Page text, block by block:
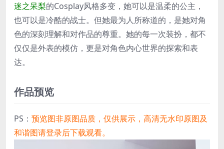
迷之呆梨的Cosplay风格多变，她可以是温柔的公主，
也可以是冷酷的战士。但她最为人所称道的，是她对角
色的深刻理解和对作品的尊重。她的每一次装扮，都不
仅仅是外表的模仿，更是对角色内心世界的探索和表
达。
作品预览
PS： 预览图非原图品质，仅供展示，高清无水印原图及
和谐图请登录后下载观看。